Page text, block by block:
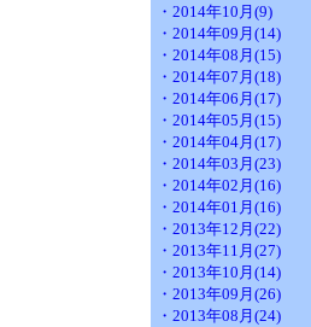
・2014年10月(9)
・2014年09月(14)
・2014年08月(15)
・2014年07月(18)
・2014年06月(17)
・2014年05月(15)
・2014年04月(17)
・2014年03月(23)
・2014年02月(16)
・2014年01月(16)
・2013年12月(22)
・2013年11月(27)
・2013年10月(14)
・2013年09月(26)
・2013年08月(24)